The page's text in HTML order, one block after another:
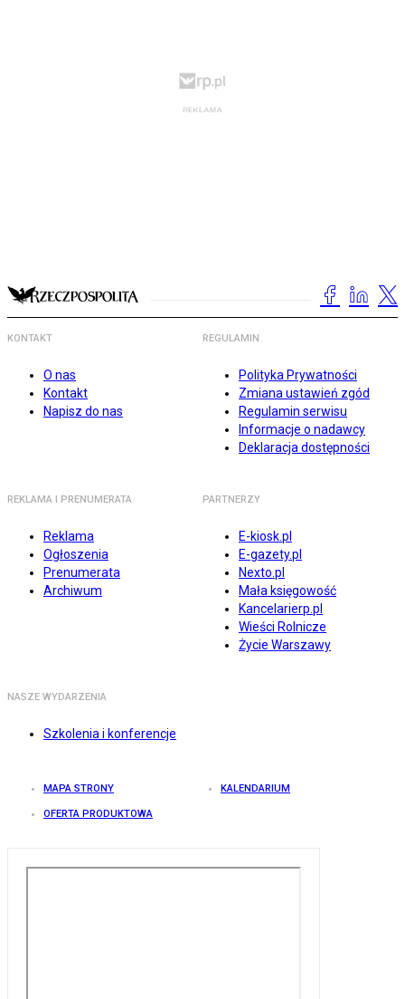
KONTAKT
O nas
Kontakt
Napisz do nas
REGULAMIN
Polityka Prywatności
Zmiana ustawień zgód
Regulamin serwisu
Informacje o nadawcy
Deklaracja dostępności
REKLAMA I PRENUMERATA
Reklama
Ogłoszenia
Prenumerata
Archiwum
PARTNERZY
E-kiosk.pl
E-gazety.pl
Nexto.pl
Mała księgowość
Kancelarierp.pl
Wieści Rolnicze
Życie Warszawy
NASZE WYDARZENIA
Szkolenia i konferencje
MAPA STRONY KALENDARIUM
OFERTA PRODUKTOWA